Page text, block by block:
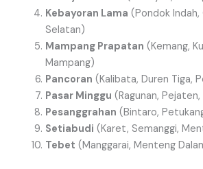
Kebayoran Lama (Pondok Indah,
Selatan)
Mampang Prapatan (Kemang,
Mampang)
Pancoran (Kalibata, Duren Tiga,
Pasar Minggu (Ragunan,
Pesanggrahan (Bintaro,
Setiabudi (Karet, Semanggi,
Tebet (Manggarai, Menteng